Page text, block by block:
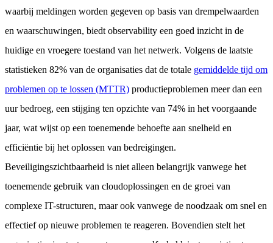
waarbij meldingen worden gegeven op basis van drempelwaarden
en waarschuwingen, biedt observability een goed inzicht in de
huidige en vroegere toestand van het netwerk. Volgens de laatste
statistieken 82% van de organisaties dat de totale gemiddelde tijd om
problemen op te lossen (MTTR) productieproblemen meer dan een
uur bedroeg, een stijging ten opzichte van 74% in het voorgaande
jaar, wat wijst op een toenemende behoefte aan snelheid en
efficiëntie bij het oplossen van bedreigingen.
Beveiligingszichtbaarheid is niet alleen belangrijk vanwege het
toenemende gebruik van cloudoplossingen en de groei van
complexe IT-structuren, maar ook vanwege de noodzaak om snel en
effectief op nieuwe problemen te reageren. Bovendien stelt het